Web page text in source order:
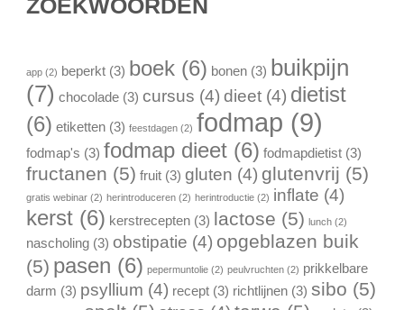
ZOEKWOORDEN
app (2) beperkt (3) boek (6) bonen (3) buikpijn
(7) chocolade (3) cursus (4) dieet (4) dietist
(6) etiketten (3) feestdagen (2) fodmap (9)
fodmap's (3) fodmap dieet (6) fodmapdietist (3)
fructanen (5) fruit (3) gluten (4) glutenvrij (5)
gratis webinar (2) herintroduceren (2) herintroductie (2) inflate (4)
kerst (6) kerstrecepten (3) lactose (5) lunch (2)
nascholing (3) obstipatie (4) opgeblazen buik
(5) pasen (6) pepermuntolie (2) peulvruchten (2) prikkelbare
darm (3) psyllium (4) recept (3) richtlijnen (3) sibo (5)